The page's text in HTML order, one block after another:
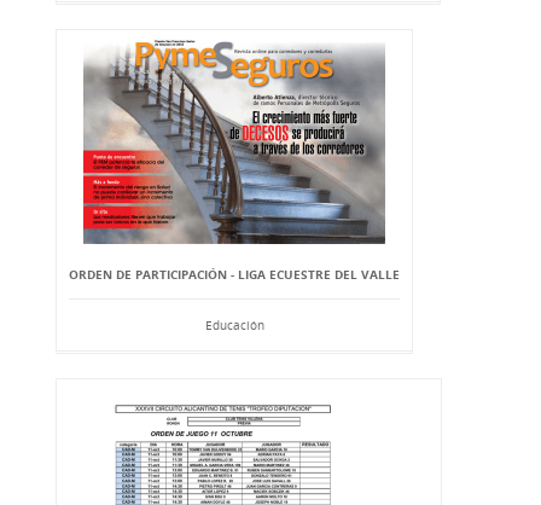
ORDEN DE PARTICIPACIÓN - LIGA ECUESTRE DEL VALLE
Educación